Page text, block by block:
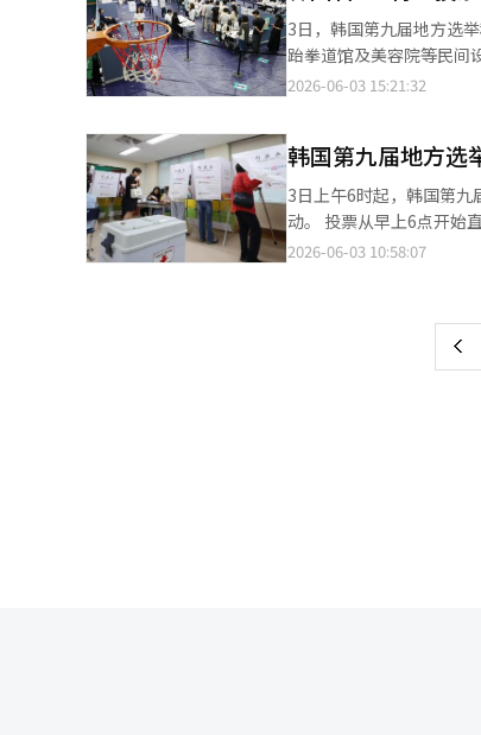
3日，韩国第九届地方选
跆拳道馆及美容院等民间
公共场所，会利用当地民
2026-06-03 15:21:32
韩国第九届地方选
3日上午6时起，韩国第
动。 投票从早上6点开始直至至晚上6点。本届地方选举将产生16名市、道政府领导，227名区、市、郡政府领导，
933名市、道议员，3035
2026-06-03 10:58:07
上